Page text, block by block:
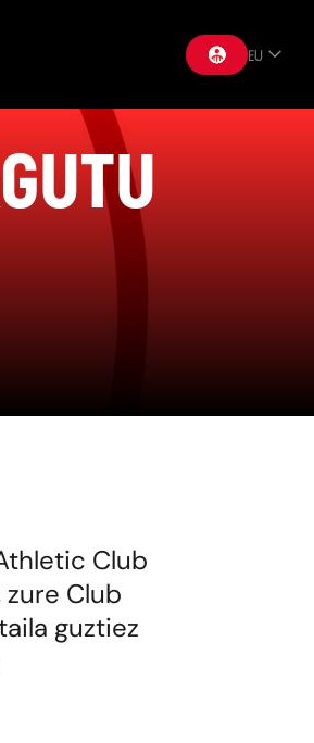
EU
Club
zure Club
guztiez